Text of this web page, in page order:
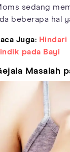
sedang
beberapa hal
Juga: Hindari
pada Bayi
Masalah